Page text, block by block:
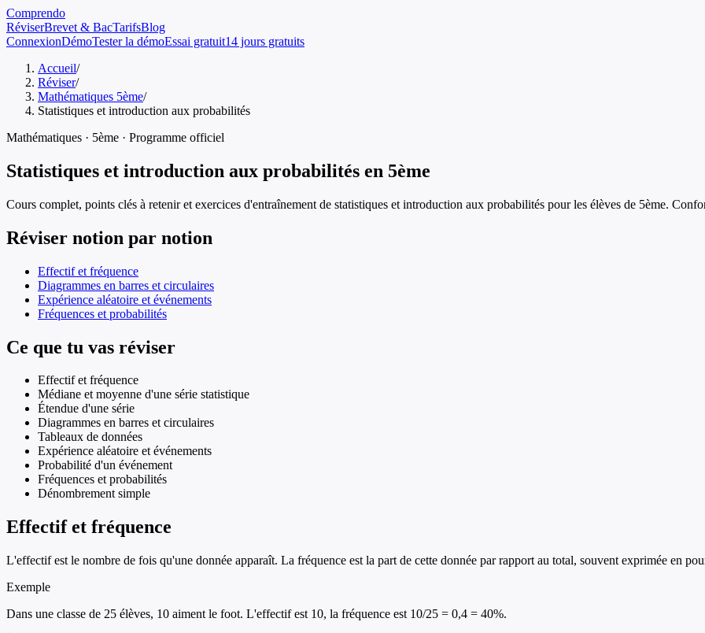
Comprendo
RéviserBrevet & BacTarifsBlog
ConnexionDémoTester la démoEssai gratuit14 jours gratuits
Accueil/
Réviser/
Mathématiques 5ème/
Statistiques et introduction aux probabilités
Mathématiques · 5ème · Programme officiel
Statistiques et introduction aux probabilités en 5ème
Cours complet, points clés à retenir et exercices d'entraînement de statistiques et introduction aux probabilités pour les élèves de 5ème.
Réviser notion par notion
Effectif et fréquence
Diagrammes en barres et circulaires
Expérience aléatoire et événements
Fréquences et probabilités
Ce que tu vas réviser
Effectif et fréquence
Médiane et moyenne d'une série statistique
Étendue d'une série
Diagrammes en barres et circulaires
Tableaux de données
Expérience aléatoire et événements
Probabilité d'un événement
Fréquences et probabilités
Dénombrement simple
Effectif et fréquence
L'effectif est le nombre de fois qu'une donnée apparaît. La fréquence est la part de cette donnée par rapport au total, souvent exprimée en
Exemple
Dans une classe de 25 élèves, 10 aiment le foot. L'effectif est 10, la fréquence est 10/25 = 0,4 = 40%.